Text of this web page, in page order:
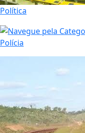
Política
Polícia